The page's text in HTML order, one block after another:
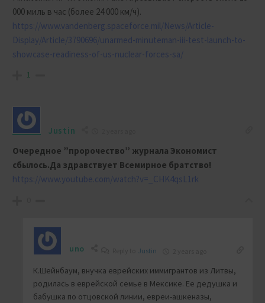
000 миль в час (более 24 000 км/ч).
https://www.vandenberg.spaceforce.mil/News/Article-
Display/Article/3790696/unarmed-minuteman-iii-test-launch-to-
showcase-readiness-of-us-nuclear-forces-sa/
1
Justin
Очередное ”пророчество” журнала Экономист
сбылось.Да здравствует Всемирное братство!
https://www.youtube.com/watch?v=_CHK4qsL1rk
uno Justin
К.Шейнбаум, внучка еврейских иммигрантов из Литвы,
родилась в еврейской семье в Мексике. Ее дедушка и
бабушка по отцовской линии, евреи-ашкеназы,